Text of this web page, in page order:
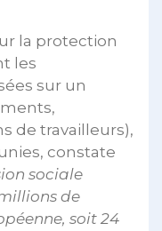
la protection
les
sur un
de travailleurs),
constate
sociale
de
soit 24